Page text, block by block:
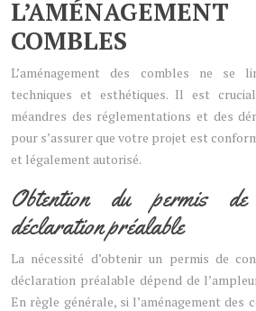
COMBLES
L’aménagement des combles ne se
techniques et esthétiques. Il est
méandres des réglementations et des
pour s’assurer que votre projet est
et légalement autorisé.
Obtention du permis
déclaration préalable
La nécessité d’obtenir un permis de
déclaration préalable dépend de
En règle générale, si l’aménagement des